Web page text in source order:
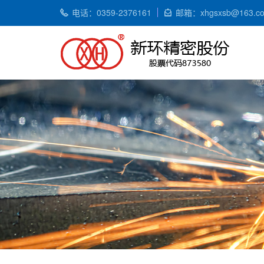
电话：0359-2376161 邮箱：